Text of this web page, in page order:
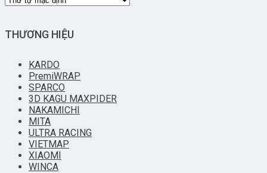
THƯƠNG HIỆU
KARDO
PremiWRAP
SPARCO
3D KAGU MAXPIDER
NAKAMICHI
MITA
ULTRA RACING
VIETMAP
XIAOMI
WINCA